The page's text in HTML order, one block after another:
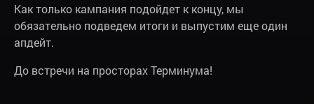
Как только кампания подойдет к концу, мы
обязательно подведем итоги и выпустим еще один
апдейт.
До встречи на просторах Терминума!